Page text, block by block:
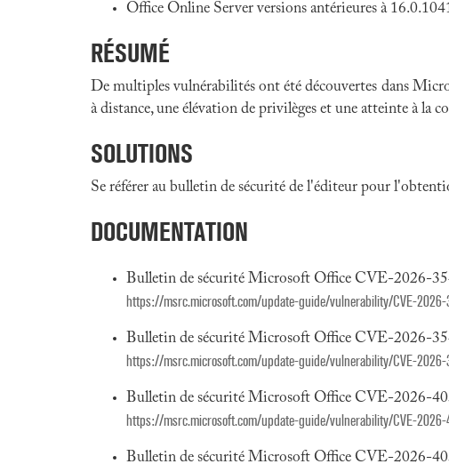
Office Online Server versions antérieures à
RÉSUMÉ
De multiples vulnérabilités ont été découvertes dans
à distance, une élévation de privilèges et une atteinte à la
SOLUTIONS
Se référer au bulletin de sécurité de l'éditeur pour
DOCUMENTATION
Bulletin de sécurité Microsoft Office CVE-2026-
https://msrc.microsoft.com/update-guide/vulnerability/CVE-
Bulletin de sécurité Microsoft Office CVE-2026-
https://msrc.microsoft.com/update-guide/vulnerability/CVE-
Bulletin de sécurité Microsoft Office CVE-2026-
https://msrc.microsoft.com/update-guide/vulnerability/CVE-
Bulletin de sécurité Microsoft Office CVE-2026-